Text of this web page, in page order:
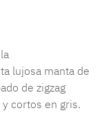
lujosa manta de
de zigzag
cortos en gris.